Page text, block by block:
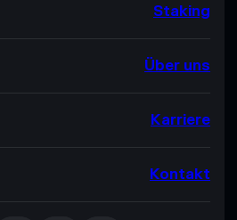
Staking
Über uns
Karriere
Kontakt